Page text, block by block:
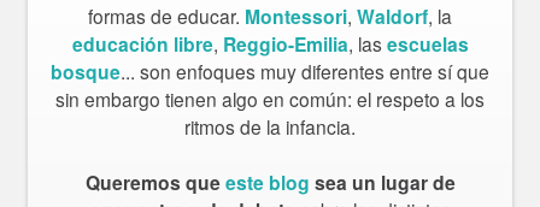
formas de educar. Montessori, Waldorf, la
educación libre, Reggio-Emilia, las escuelas
bosque... son enfoques muy diferentes entre sí que
sin embargo tienen algo en común: el respeto a los
ritmos de la infancia.
Queremos queeste blog sea un lugar de